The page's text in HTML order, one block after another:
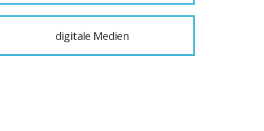
digitale Medien